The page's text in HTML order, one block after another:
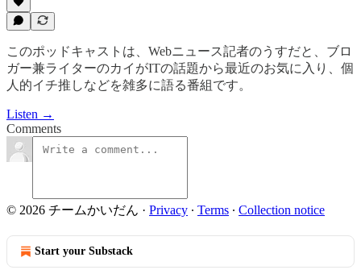
このポッドキャストは、Webニュース記者のうすだと、ブロ
ガー兼ライターのカイがITの話題から最近のお気に入り、個
人的イチ推しなどを雑多に語る番組です。
Listen →
Comments
© 2026 チームかいだん · Privacy ∙ Terms ∙ Collection notice
Start your Substack